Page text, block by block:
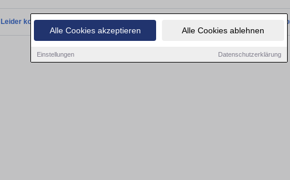
Alle Cookies akzeptieren Alle Cookies ablehnen
Einstellungen Datenschutzerklärung
Leider konnten wir derzeit keine passenden Objekte finden. Schauen Sie bald wieder